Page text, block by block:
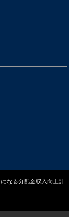
なる分配金収入向上計